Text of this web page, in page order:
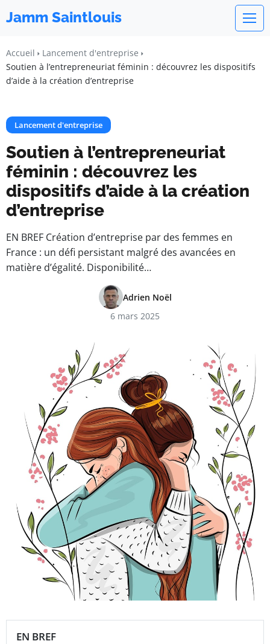
Jamm Saintlouis
Accueil
Lancement d'entreprise
Soutien à l’entrepreneuriat féminin : découvrez les dispositifs
d’aide à la création d’entreprise
Lancement d'entreprise
Soutien à l’entrepreneuriat
féminin : découvrez les
dispositifs d’aide à la création
d’entreprise
EN BREF Création d’entreprise par des femmes en
France : un défi persistant malgré des avancées en
matière d’égalité. Disponibilité…
Adrien Noël
6 mars 2025
EN BREF